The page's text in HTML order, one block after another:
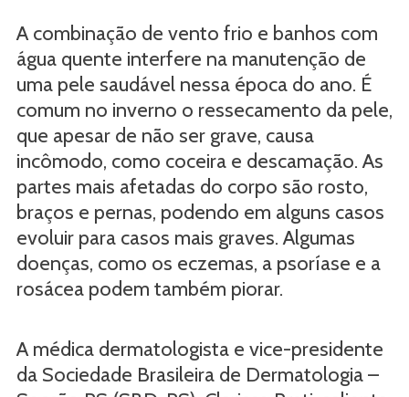
A combinação de vento frio e banhos com
água quente interfere na manutenção de
uma pele saudável nessa época do ano. É
comum no inverno o ressecamento da pele,
que apesar de não ser grave, causa
incômodo, como coceira e descamação. As
partes mais afetadas do corpo são rosto,
braços e pernas, podendo em alguns casos
evoluir para casos mais graves. Algumas
doenças, como os eczemas, a psoríase e a
rosácea podem também piorar.
A médica dermatologista e vice-presidente
da Sociedade Brasileira de Dermatologia –